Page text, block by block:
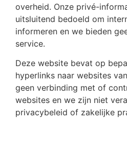
overheid. Onze privé-
uitsluitend bedoeld om
informeren en we bieden
service.
Deze website bevat op
hyperlinks naar websites
geen verbinding met of
websites en we zijn niet
privacybeleid of zakelijke